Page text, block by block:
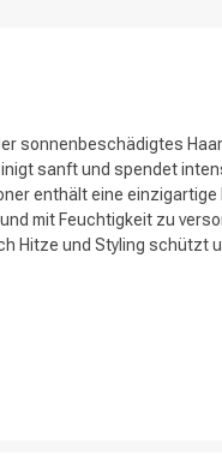
sonnenbeschädigtes
sanft und spendet
enthält eine einzigartige
mit Feuchtigkeit zu
Hitze und Styling schützt